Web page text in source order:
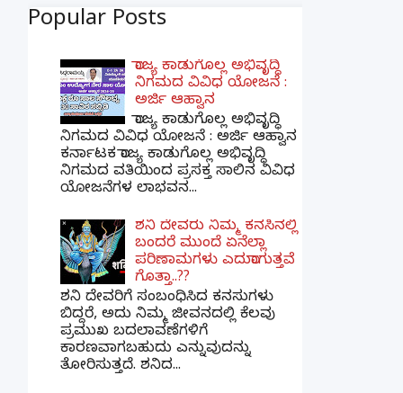
Popular Posts
ರಾಜ್ಯ ಕಾಡುಗೊಲ್ಲ ಅಭಿವೃದ್ಧಿ
ನಿಗಮದ ವಿವಿಧ ಯೋಜನೆ :
ಅರ್ಜಿ ಆಹ್ವಾನ
ರಾಜ್ಯ ಕಾಡುಗೊಲ್ಲ ಅಭಿವೃದ್ಧಿ
ನಿಗಮದ ವಿವಿಧ ಯೋಜನೆ : ಅರ್ಜಿ ಆಹ್ವಾನ
ಕರ್ನಾಟಕ ರಾಜ್ಯ ಕಾಡುಗೊಲ್ಲ ಅಭಿವೃದ್ಧಿ
ನಿಗಮದ ವತಿಯಿಂದ ಪ್ರಸಕ್ತ ಸಾಲಿನ ವಿವಿಧ
ಯೋಜನೆಗಳ ಲಾಭವನ...
ಶನಿ ದೇವರು ನಿಮ್ಮ ಕನಸಿನಲ್ಲಿ
ಬಂದರೆ ಮುಂದೆ ಏನೆಲ್ಲಾ
ಪರಿಣಾಮಗಳು ಎದುರಾಗುತ್ತವೆ
ಗೊತ್ತಾ..??
ಶನಿ ದೇವರಿಗೆ ಸಂಬಂಧಿಸಿದ ಕನಸುಗಳು
ಬಿದ್ದರೆ, ಅದು ನಿಮ್ಮ ಜೀವನದಲ್ಲಿ ಕೆಲವು
ಪ್ರಮುಖ ಬದಲಾವಣೆಗಳಿಗೆ
ಕಾರಣವಾಗಬಹುದು ಎನ್ನುವುದನ್ನು
ತೋರಿಸುತ್ತದೆ. ಶನಿದ...